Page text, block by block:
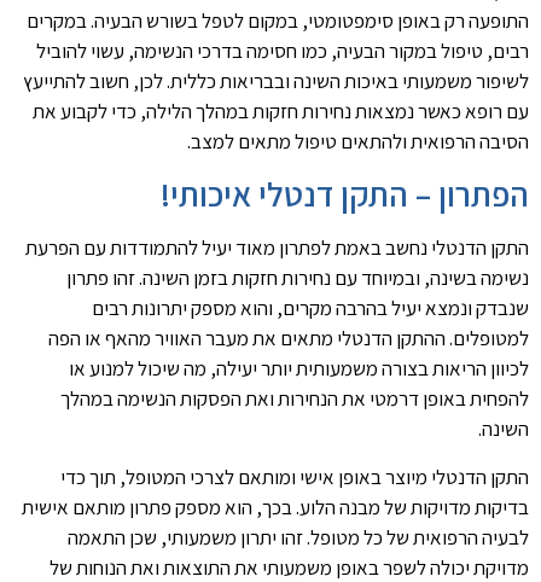
התופעה רק באופן סימפטומטי, במקום לטפל בשורש הבעיה. במקרים
רבים, טיפול במקור הבעיה, כמו חסימה בדרכי הנשימה, עשוי להוביל
לשיפור משמעותי באיכות השינה ובבריאות כללית. לכן, חשוב להתייעץ
עם רופא כאשר נמצאות נחירות חזקות במהלך הלילה, כדי לקבוע את
הסיבה הרפואית ולהתאים טיפול מתאים למצב.
הפתרון – התקן דנטלי איכותי!
התקן הדנטלי נחשב באמת לפתרון מאוד יעיל להתמודדות עם הפרעת
נשימה בשינה, ובמיוחד עם נחירות חזקות בזמן השינה. זהו פתרון
שנבדק ונמצא יעיל בהרבה מקרים, והוא מספק יתרונות רבים
למטופלים. ההתקן הדנטלי מתאים את מעבר האוויר מהאף או הפה
לכיוון הריאות בצורה משמעותית יותר יעילה, מה שיכול למנוע או
להפחית באופן דרמטי את הנחירות ואת הפסקות הנשימה במהלך
השינה.
התקן הדנטלי מיוצר באופן אישי ומותאם לצרכי המטופל, תוך כדי
בדיקות מדויקות של מבנה הלוע. בכך, הוא מספק פתרון מותאם אישית
לבעיה הרפואית של כל מטופל. זהו יתרון משמעותי, שכן התאמה
מדויקת יכולה לשפר באופן משמעותי את התוצאות ואת הנוחות של